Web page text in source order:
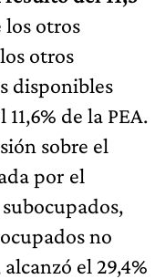
otros
otros
disponibles
de la PEA.
sobre el
por el
no
el 29,4%